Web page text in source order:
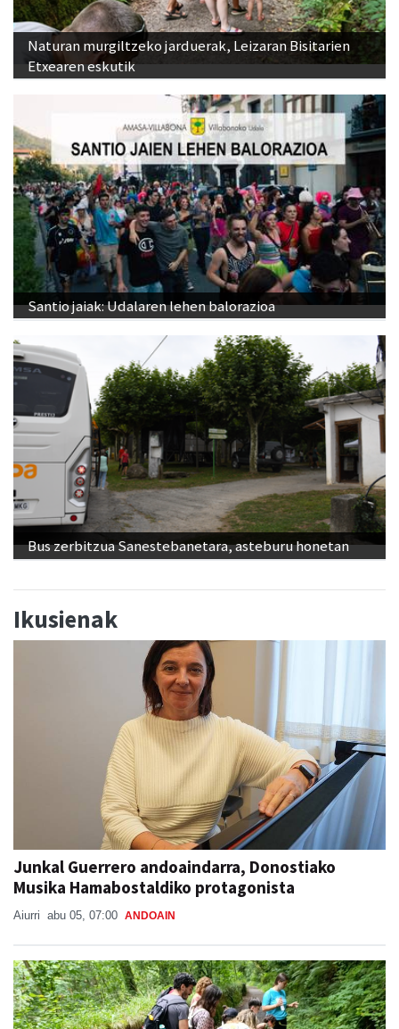
Naturan murgiltzeko jarduerak, Leizaran Bisitarien
Etxearen eskutik
Santio jaiak: Udalaren lehen balorazioa
Bus zerbitzua Sanestebanetara, asteburu honetan
Ikusienak
Junkal Guerrero andoaindarra, Donostiako
Musika Hamabostaldiko protagonista
Aiurri abu 05, 07:00 ANDOAIN